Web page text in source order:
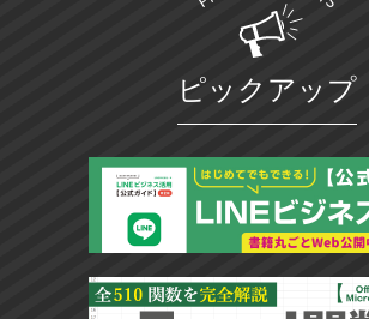
ピックアップ